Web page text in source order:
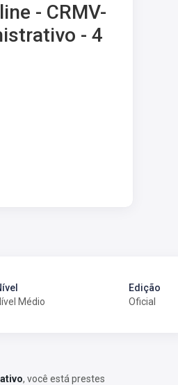
- CRMV-
- 4
Médio
Edição
Oficial
, você está prestes